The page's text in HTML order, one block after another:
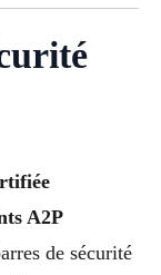
A2P
de sécurité